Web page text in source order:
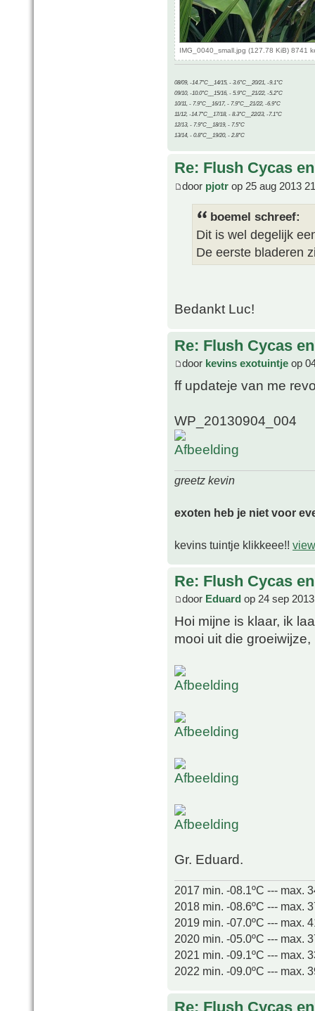
IMG_0040_small.jpg (127.78 KiB) 8741
08/09, -14.7°C__14/15, - 3.6°C__20/21, -9.1°C
09/10, -10.0°C__15/16, - 5.9°C__21/22, -5.2°C
10/11, - 7.9°C__16/17, - 7.9°C__21/22, -6.9°C
11/12, -14.7°C__17/18, - 8.3°C__22/23, -7.1°C
12/13, - 7.9°C__18/19, - 7.5°C
13/14, - 0.8°C__19/20, - 2.8°C
Re: Flush Cycas
door pjotr op 25 aug 2013
boemel schreef:
Dit is wel degelijk
De eerste bladeren
Bedankt Luc!
Re: Flush Cycas
door kevins exotuintje op
ff updateje van me
WP_20130904_004
greetz kevin
exoten heb je niet voor
kevins tuintje klikkeee!!
Re: Flush Cycas
door Eduard op 24 sep
Hoi mijne is klaar, ik
mooi uit die groeiwijze,
Gr. Eduard.
2017 min. -08.1ºC --- max.
2018 min. -08.6ºC --- max.
2019 min. -07.0ºC --- max.
2020 min. -05.0ºC --- max.
2021 min. -09.1ºC --- max.
2022 min. -09.0ºC --- max.
Re: Flush Cycas